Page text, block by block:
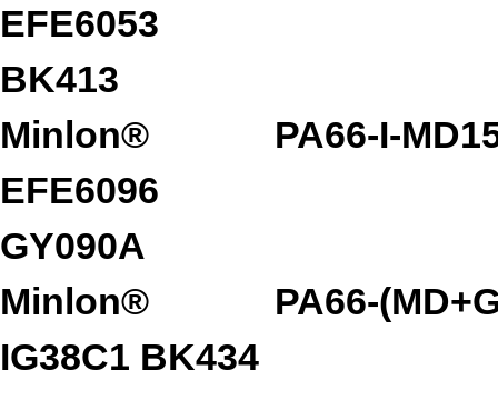
EFE6053
BK413
Minlon®
EFE6096
GY090A
PA66-I-
Minlon®
IG38C1 BK434
PA66-